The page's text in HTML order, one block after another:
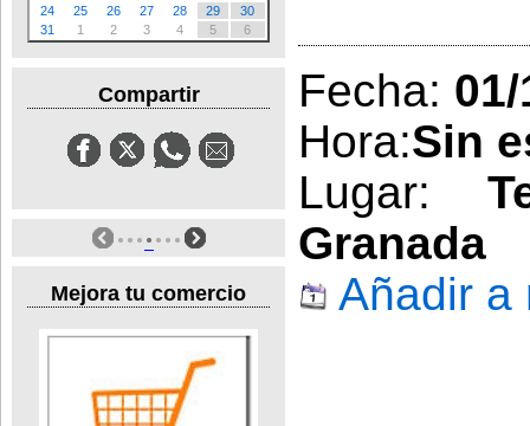
24
25 26 27 28 29
30
31
1 2 3 4 5 6
Compartir
Mejora tu comercio
Fecha:
Hora:Sin
Lugar:
Granada
Añadir a